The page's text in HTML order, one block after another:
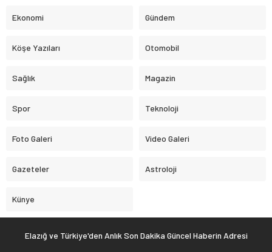
Ekonomi Gündem
Köşe Yazıları Otomobil
Sağlık Magazin
Spor Teknoloji
Foto Galeri Video Galeri
Gazeteler Astroloji
Künye
Elazığ ve Türkiye'den Anlık Son Dakika Güncel Haberin Adresi